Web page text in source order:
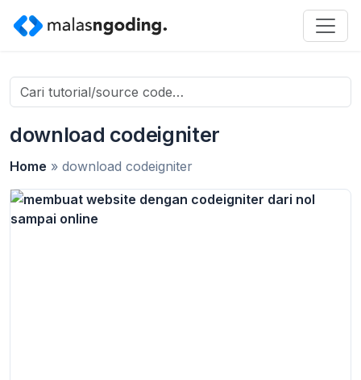
Search
for:
download codeigniter
Home » download codeigniter